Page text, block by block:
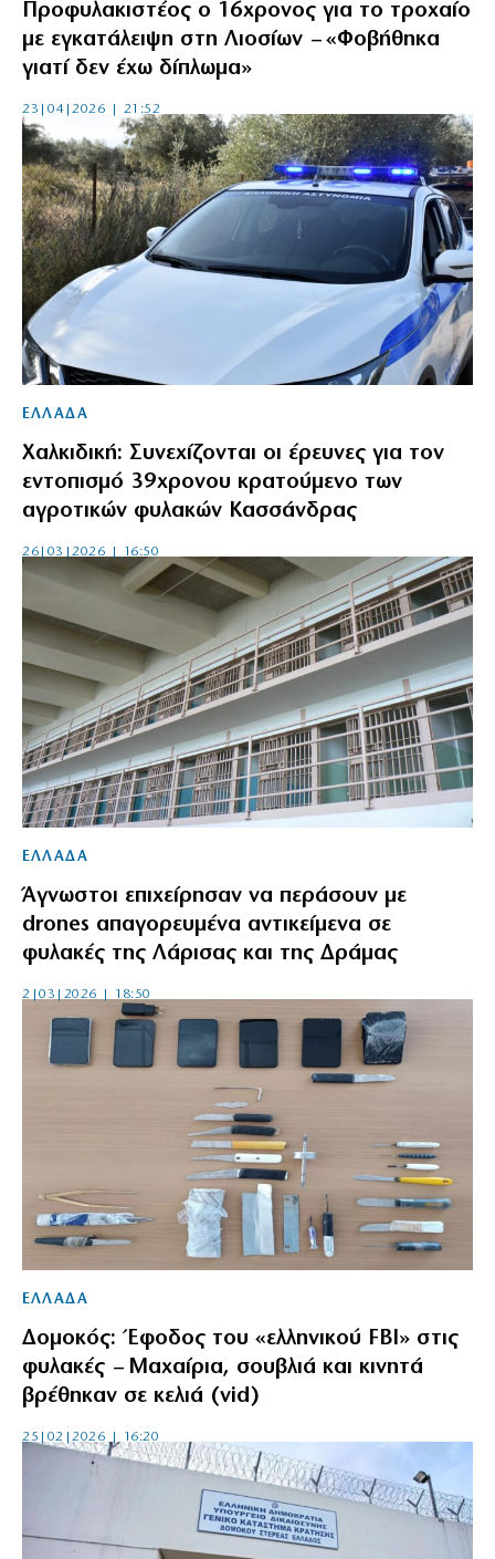
Προφυλακιστέος ο 16χρονος για το τροχαίο
με εγκατάλειψη στη Λιοσίων – «Φοβήθηκα
γιατί δεν έχω δίπλωμα»
23|04|2026 | 21:52
ΕΛΛΑΔΑ
Χαλκιδική: Συνεχίζονται οι έρευνες για τον
εντοπισμό 39χρονου κρατούμενο των
αγροτικών φυλακών Κασσάνδρας
26|03|2026 | 16:50
ΕΛΛΑΔΑ
Άγνωστοι επιχείρησαν να περάσουν με
drones απαγορευμένα αντικείμενα σε
φυλακές της Λάρισας και της Δράμας
2|03|2026 | 18:50
ΕΛΛΑΔΑ
Δομοκός: Έφοδος του «ελληνικού FBI» στις
φυλακές – Μαχαίρια, σουβλιά και κινητά
βρέθηκαν σε κελιά (vid)
25|02|2026 | 16:20